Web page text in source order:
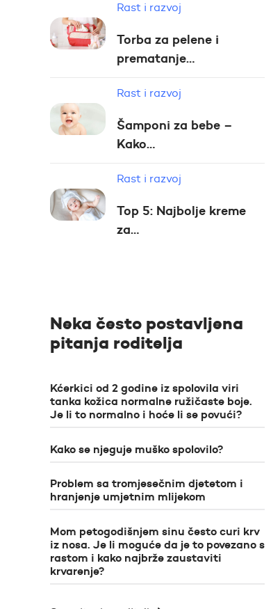
Rast i razvoj
Torba za pelene i
prematanje…
Rast i razvoj
Šamponi za bebe –
Kako…
Rast i razvoj
Top 5: Najbolje kreme
za…
Neka često postavljena
pitanja roditelja
Kćerkici od 2 godine iz spolovila viri
tanka kožica normalne ružičaste boje.
Je li to normalno i hoće li se povući?
Kako se njeguje muško spolovilo?
Problem sa tromjesečnim djetetom i
hranjenje umjetnim mlijekom
Mom petogodišnjem sinu često curi krv
iz nosa. Je li moguće da je to povezano s
rastom i kako najbrže zaustaviti
krvarenje?